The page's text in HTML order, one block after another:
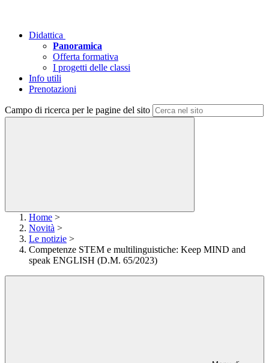
Didattica
Panoramica
Offerta formativa
I progetti delle classi
Info utili
Prenotazioni
Campo di ricerca per le pagine del sito
Home >
Novità >
Le notizie >
Competenze STEM e multilinguistiche: Keep MIND and
speak ENGLISH (D.M. 65/2023)